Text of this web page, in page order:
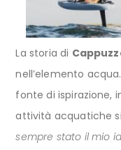
La storia di
nell’elemento
fonte di ispirazione,
attività acquatiche
sempre stato il mio